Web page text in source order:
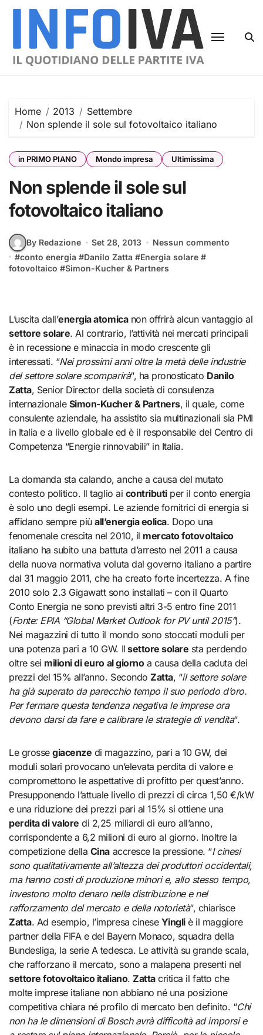
Skip
Home 2013
Settembre
Non splende il sole sul fotovoltaico italiano
in PRIMO PIANO Mondo impresa Ultimissima
Non splende il sole sul
fotovoltaico italiano
By Redazione Set 28, 2013
Nessun commento
#conto energia #Danilo Zatta #Energia solare #
fotovoltaico #Simon-Kucher & Partners
L’uscita dall’energia atomicanon offrirà alcun vantaggio al
settore solare. Al contrario, l’attività nei mercati principali
è in recessione e minaccia in modo crescente gli
interessati. “Nei prossimi anni oltre la metà delle industrie
del settore solare scomparirà“, ha pronosticato Danilo
Zatta, Senior Director della società di consulenza
internazionale Simon-Kucher & Partners, il quale, come
consulente aziendale, ha assistito sia multinazionali sia PMI
in Italia e a livello globale ed è il responsabile del Centro di
Competenza “Energie rinnovabili” in Italia.
La domanda sta calando, anche a causa del mutato
contesto politico. Il taglio ai contributiper il conto energia
è solo uno degli esempi. Le aziende fornitrici di energia si
affidano sempre piùall’energia eolica. Dopo una
fenomenale crescita nel 2010, il mercato fotovoltaico
italiano ha subito una battuta d’arresto nel 2011 a causa
della nuova normativa voluta dal governo italiano a partire
dal 31 maggio 2011, che ha creato forte incertezza. A fine
2010 solo 2.3 Gigawatt sono installati – con il Quarto
Conto Energia ne sono previsti altri 3-5 entro fine 2011
(Fonte: EPIA “Global Market Outlook for PV until 2015”).
Nei magazzini di tutto il mondo sono stoccati moduli per
una potenza pari a 10 GW. Il settore solare sta perdendo
oltre sei milioni di euro al giornoa causa della caduta dei
prezzi del 15% all’anno. SecondoZatta, “il settore solare
ha già superato da parecchio tempo il suo periodo d’oro.
Per fermare questa tendenza negativa le imprese ora
devono darsi da fare e calibrare le strategie di vendita“.
Le grossegiacenze di magazzino, pari a 10 GW, dei
moduli solari provocano un’elevata perdita di valore e
compromettono le aspettative di profitto per quest’anno.
Presupponendo l’attuale livello di prezzi di circa 1,50 €/kW
e una riduzione dei prezzi pari al 15% si ottiene una
perdita di valore di 2,25 miliardi di euro all’anno,
corrispondente a 6,2 milioni di euro al giorno. Inoltre la
competizione della Cinaaccresce la pressione. “I cinesi
sono qualitativamente all’altezza dei produttori occidentali,
ma hanno costi di produzione minori e, allo stesso tempo,
investono molto denaro nella distribuzione e nel
rafforzamento del mercato e della notorietà“, chiarisce
Zatta. Ad esempio, l’impresa cinese Yingliè il maggiore
partner della FIFA e del Bayern Monaco, squadra della
Bundesliga, la serie A tedesca. Le attività su grande scala,
che rafforzano il mercato, sono a malapena presenti nel
settore fotovoltaico italiano.Zattacritica il fatto che
molte imprese italiane non abbiano né una posizione
competitiva chiara né profilo di mercato ben definito. “Chi
non ha le dimensioni di Bosch avrà difficoltà ad imporsi e